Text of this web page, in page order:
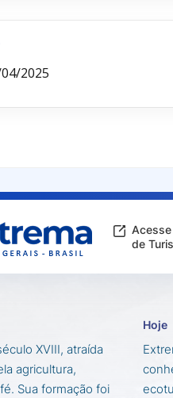
2025
de
XVIII, atraída
agricultura,
Sua formação foi
Hoje